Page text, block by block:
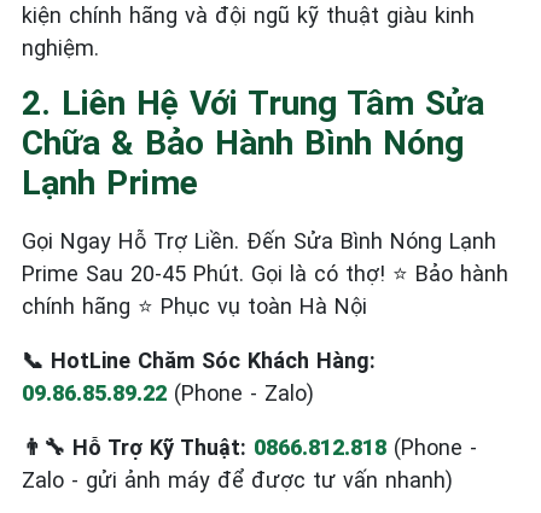
kiện chính hãng và đội ngũ kỹ thuật giàu kinh
nghiệm.
2. Liên Hệ Với Trung Tâm Sửa
Chữa & Bảo Hành Bình Nóng
Lạnh Prime
Gọi Ngay Hỗ Trợ Liền. Đến Sửa Bình Nóng Lạnh
Prime Sau 20-45 Phút. Gọi là có thợ! ⭐ Bảo hành
chính hãng ⭐ Phục vụ toàn Hà Nội
📞 HotLine Chăm Sóc Khách Hàng:
09.86.85.89.22 (Phone - Zalo)
👨‍🔧 Hỗ Trợ Kỹ Thuật: 0866.812.818 (Phone -
Zalo - gửi ảnh máy để được tư vấn nhanh)